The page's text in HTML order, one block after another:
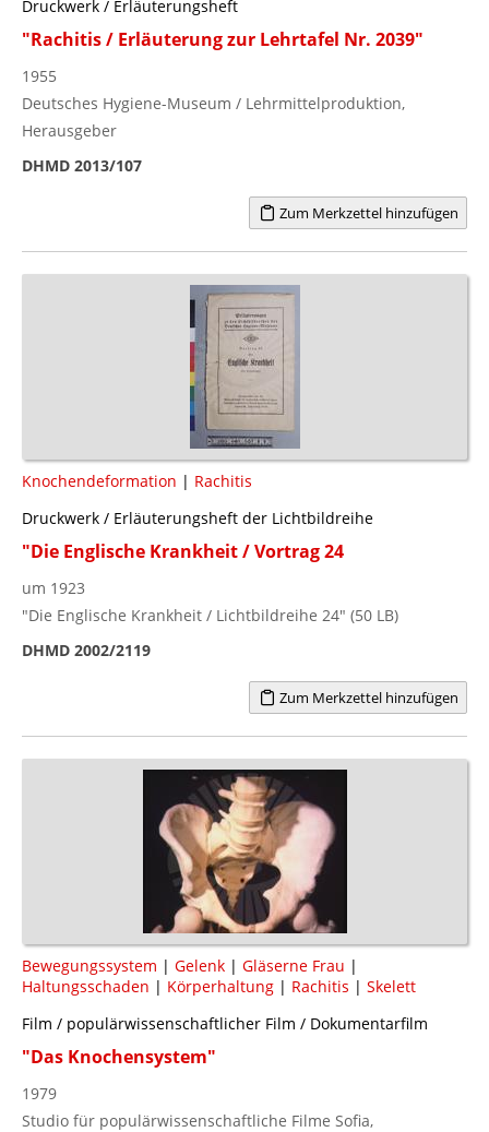
Druckwerk / Erläuterungsheft
"Rachitis / Erläuterung zur Lehrtafel Nr. 2039"
1955
Deutsches Hygiene-Museum / Lehrmittelproduktion,
Herausgeber
DHMD 2013/107
Zum Merkzettel hinzufügen
Knochendeformation | Rachitis
Druckwerk / Erläuterungsheft der Lichtbildreihe
"Die Englische Krankheit / Vortrag 24
um 1923
"Die Englische Krankheit / Lichtbildreihe 24" (50 LB)
DHMD 2002/2119
Zum Merkzettel hinzufügen
Bewegungssystem | Gelenk | Gläserne Frau |
Haltungsschaden | Körperhaltung | Rachitis | Skelett
Film / populärwissenschaftlicher Film / Dokumentarfilm
"Das Knochensystem"
1979
Studio für populärwissenschaftliche Filme Sofia,